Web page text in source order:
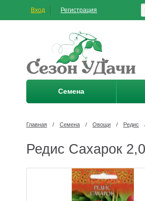
Вход Регистрация
Семена
Главная / Семена / Овощи / Редис
Редис Сахарок